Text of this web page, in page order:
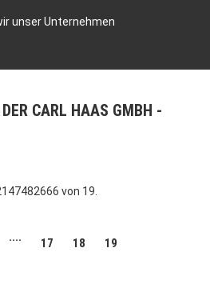
unser Unternehmen
CARL HAAS GMBH
von 19.
.... 17 18 19